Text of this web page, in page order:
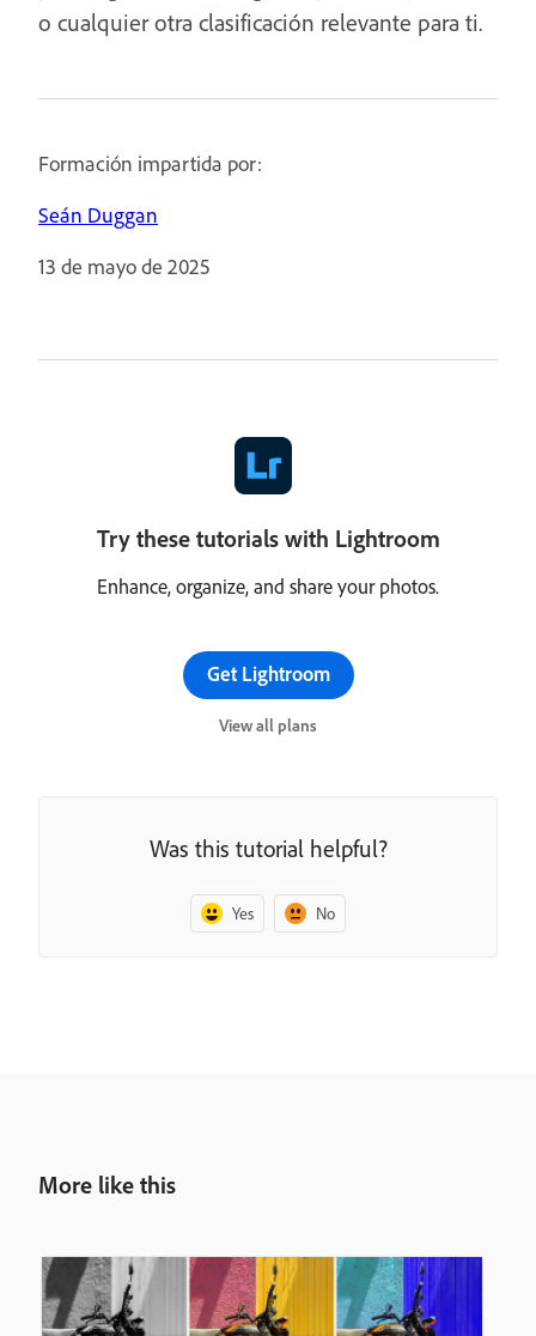
o cualquier otra clasificación relevante para ti.
Formación impartida por:
Seán Duggan
13 de mayo de 2025
Try these tutorials with Lightroom
Enhance, organize, and share your photos.
Get Lightroom
View all plans
Was this tutorial helpful?
Yes No
More like this